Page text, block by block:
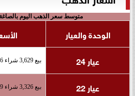
متوسط سعر الذهب اليوم
الوحدة والعيار
عيار 24
بيع 3,629 شراء 3,686
عيار 22 بيع 3,326 شراء 3,379